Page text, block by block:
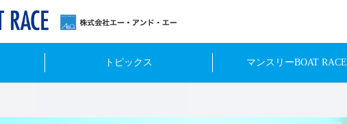
トピックス マンスリーBOAT RACE